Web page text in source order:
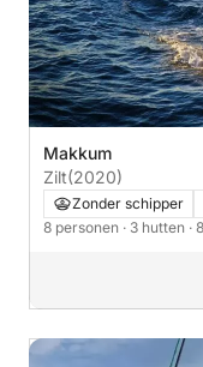
Makkum
Zilt(2020)
Zonder schipper
8 personen · 3 hutten ·